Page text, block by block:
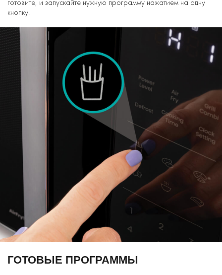
готовите, и запускайте нужную программу нажатием на одну
кнопку.
ГОТОВЫЕ ПРОГРАММЫ